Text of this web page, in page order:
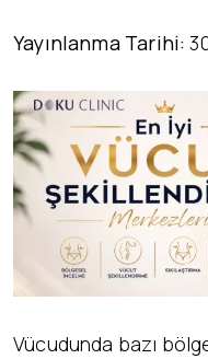
Yayınlanma Tarihi:
Vücudunda bazı